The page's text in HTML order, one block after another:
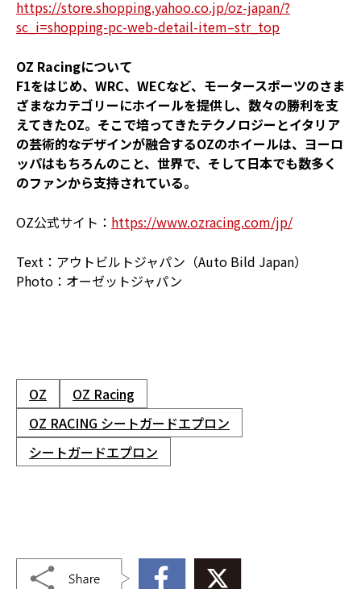
https://store.shopping.yahoo.co.jp/oz-japan/?
sc_i=shopping-pc-web-detail-item–str_top
OZ Racingについて
F1をはじめ、WRC、WECなど、モータースポーツのさま
ざまなカテゴリーにホイールを提供し、数々の勝利を支
えてきたOZ。そこで培ってきたテクノロジーとイタリア
の芸術的なデザインが融合するOZのホイールは、ヨーロ
ッパはもちろんのこと、世界で、そして日本でも数多く
のファンから支持されている。
OZ公式サイト： https://www.ozracing.com/jp/
Text：アウトビルトジャパン（Auto Bild Japan）
Photo：オーゼットジャパン
OZ
OZ Racing
OZ RACING シートガードエプロン
シートガードエプロン